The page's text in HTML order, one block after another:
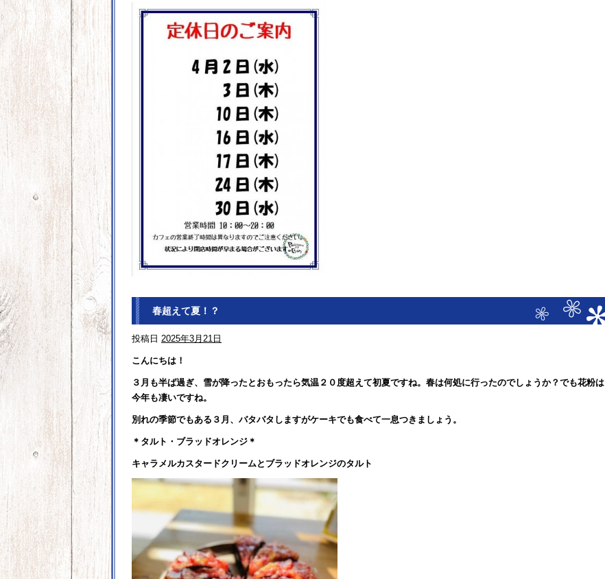
春超えて夏！？
投稿日 2025年3月21日
こんにちは！
３月も半ば過ぎ、雪が降ったとおもったら気温２０度超えて初夏ですね。春は何処に行ったのでしょうか？でも花粉は
今年も凄いですね。
別れの季節でもある３月、バタバタしますがケーキでも食べて一息つきましょう。
＊タルト・ブラッドオレンジ＊
キャラメルカスタードクリームとブラッドオレンジのタルト